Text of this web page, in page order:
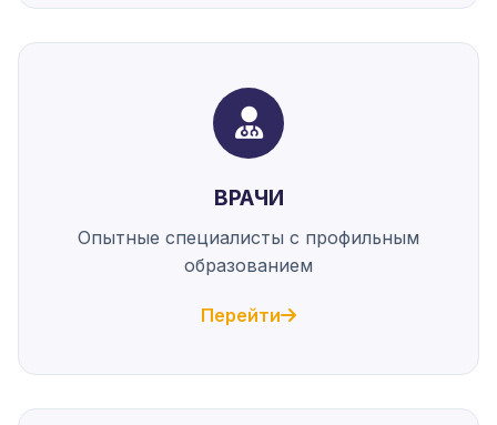
ВРАЧИ
Опытные специалисты с профильным
образованием
Перейти